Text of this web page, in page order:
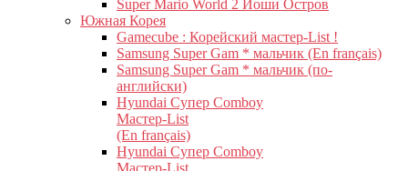
Super Mario World 2 Йоши Остров
Южная Корея
Gamecube : Корейский мастер-List !
Samsung Super Gam * мальчик (En français)
Samsung Super Gam * мальчик (по-
английски)
Hyundai Супер Comboy
Мастер-List
(En français)
Hyundai Супер Comboy